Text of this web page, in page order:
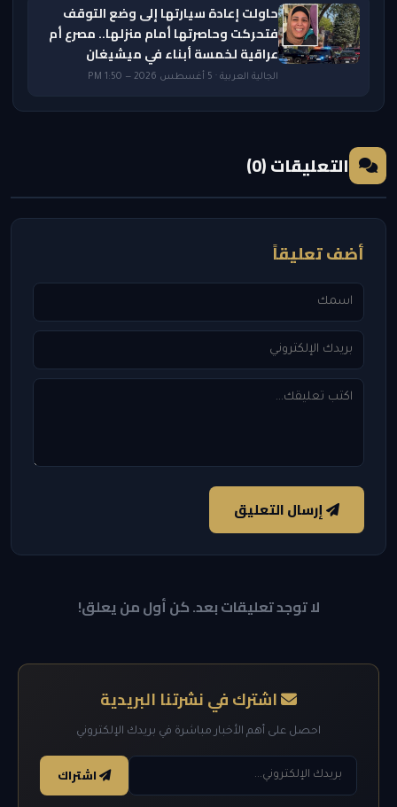
حاولت إعادة سيارتها إلى وضع التوقف
فتحركت وحاصرتها أمام منزلها.. مصرع أم
عراقية لخمسة أبناء في ميشيغان
الجالية العربية · 5 أغسطس 2026 — 1:50 PM
التعليقات (0)
أضف تعليقاً
إرسال التعليق
لا توجد تعليقات بعد. كن أول من يعلق!
اشترك في نشرتنا البريدية
احصل على أهم الأخبار مباشرة في بريدك الإلكتروني
اشتراك